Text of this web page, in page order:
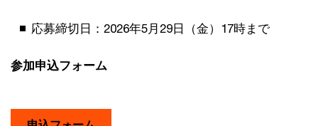
応募締切日：2026年5月29日（金）17時まで
参加申込フォーム